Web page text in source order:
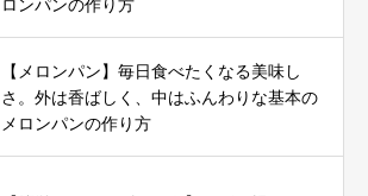
ロンパンの作り方
【メロンパン】毎日食べたくなる美味し
さ。外は香ばしく、中はふんわりな基本の
メロンパンの作り方